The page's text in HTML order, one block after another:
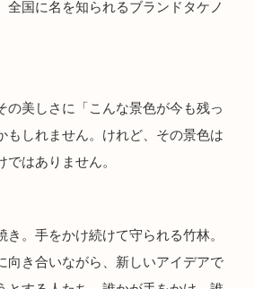
全国に名を知られるブランドタケノ
の美しさに「こんな景色が今も残っ
もしれません。けれど、その景色は
はありません。
。手をかけ続けて守られる竹林。
向き合いながら、新しいアイデアで